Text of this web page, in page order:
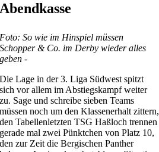
Abendkasse
Foto: So wie im Hinspiel müssen
Schopper & Co. im Derby wieder alles
geben -
Die Lage in der 3. Liga Südwest spitzt
sich vor allem im Abstiegskampf weiter
zu. Sage und schreibe sieben Teams
müssen noch um den Klassenerhalt zittern,
den Tabellenletzten TSG Haßloch trennen
gerade mal zwei Pünktchen von Platz 10,
den zur Zeit die Bergischen Panther